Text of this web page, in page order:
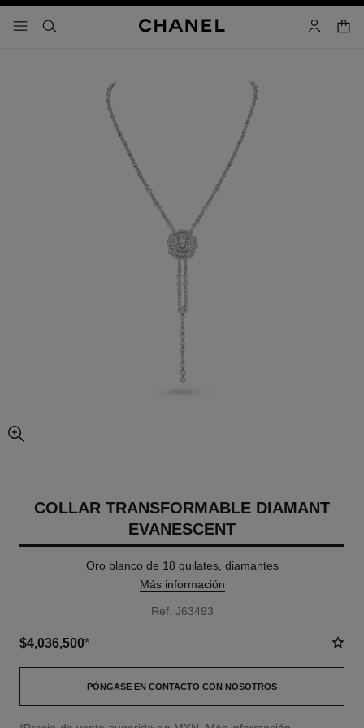
- navegación principal
buscar cuenta
carrito
imagen agrandada
COLLAR TRANSFORMABLE DIAMANT
EVANESCENT
Oro blanco de 18 quilates, diamantes
Más información
Ref. J63493
$4,036,500*
PÓNGASE EN CONTACTO CON NOSOTROS